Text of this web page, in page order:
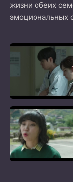
жизни обеих
эмоциональных